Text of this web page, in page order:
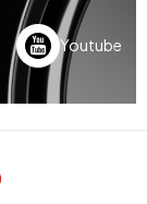
Youtube